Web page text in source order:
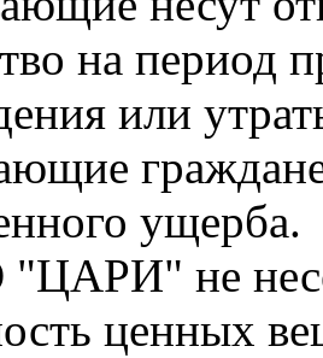
на период
или
ущерба.
не
ценных